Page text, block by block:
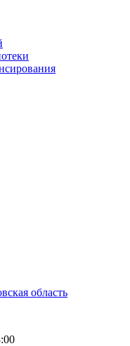
область